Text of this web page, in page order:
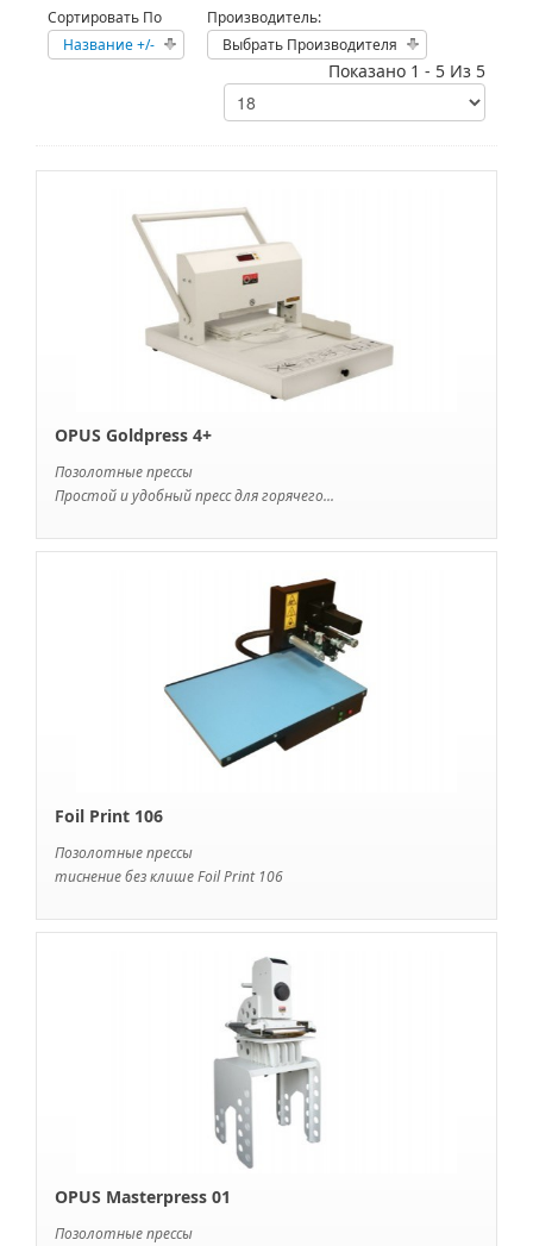
Сортировать По
Название +/-
Производитель:
Выбрать Производителя
Показано 1 - 5 Из 5
OPUS Goldpress 4+
Позолотные прессы
Простой и удобный пресс для горячего...
Foil Print 106
Позолотные прессы
тиснение без клише Foil Print 106
OPUS Masterpress 01
Позолотные прессы